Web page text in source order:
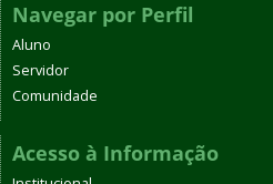
Navegar por Perfil
Aluno
Servidor
Comunidade
Acesso à Informação